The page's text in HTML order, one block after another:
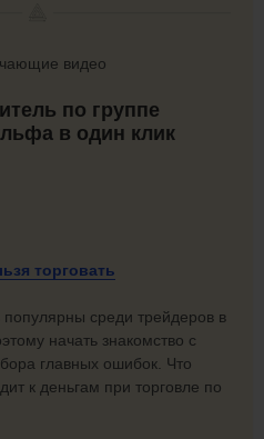
видео
по группе
в один клик
торговать
среди трейдеров в
начать знакомство с
главных ошибок. Что
к деньгам при торговле по